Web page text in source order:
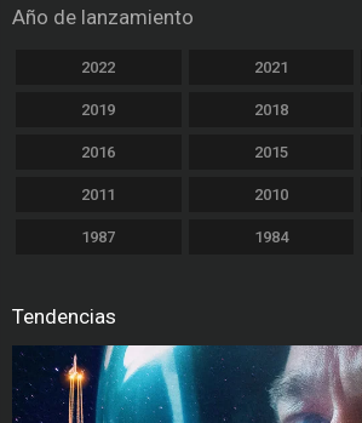
Año de lanzamiento
2022 2021
2019 2018
2016 2015
2011 2010
1987 1984
Tendencias